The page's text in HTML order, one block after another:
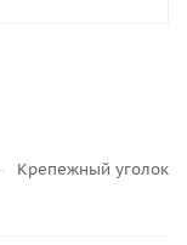
Крепежный уголок